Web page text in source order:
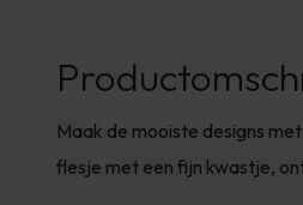
Maak de mooiste designs
flesje met een fijn kwastje,